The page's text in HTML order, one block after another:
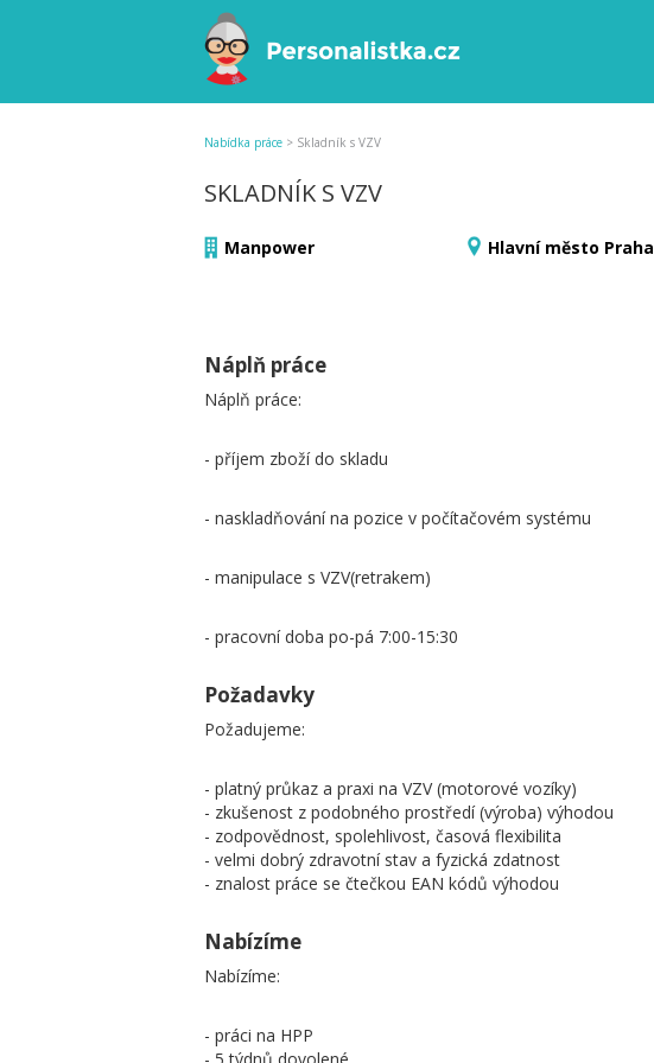
Nabídka práce > Skladník s VZV
SKLADNÍK S VZV
Manpower Hlavní město Praha
Náplň práce
Náplň práce:
- příjem zboží do skladu
- naskladňování na pozice v počítačovém systému
- manipulace s VZV(retrakem)
- pracovní doba po-pá 7:00-15:30
Požadavky
Požadujeme:
- platný průkaz a praxi na VZV (motorové vozíky)
- zkušenost z podobného prostředí (výroba) výhodou
- zodpovědnost, spolehlivost, časová flexibilita
- velmi dobrý zdravotní stav a fyzická zdatnost
- znalost práce se čtečkou EAN kódů výhodou
Nabízíme
Nabízíme:
- práci na HPP